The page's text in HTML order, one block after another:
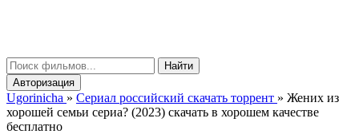
Найти
Авторизация
Ugorinicha » Сериал российский скачать торрент » Жених из
хорошей семьи сериа? (2023) скачать в хорошем качестве
бесплатно